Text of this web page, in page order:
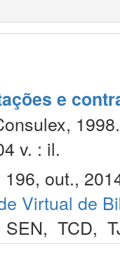
e
1998.
v. : il.
out.,
Virtual de
SEN, TCD,